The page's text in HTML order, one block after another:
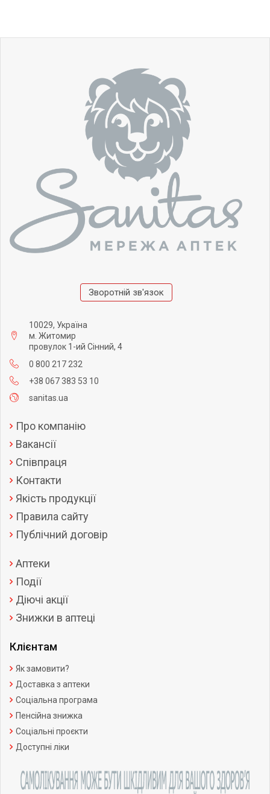
Зворотній зв'язок
10029, Україна
м. Житомир
провулок 1-ий Сінний, 4
0 800 217 232
+38 067 383 53 10
sanitas.ua
Про компанію
Вакансії
Співпраця
Контакти
Якість продукції
Правила сайту
Публічний договір
Аптеки
Події
Діючі акції
Знижки в аптеці
Клієнтам
Як замовити?
Доставка з аптеки
Соціальна програма
Пенсійна знижка
Соціальні проєкти
Доступні ліки